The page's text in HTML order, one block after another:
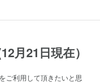
月21日現在）
ご利用して頂きたいと思